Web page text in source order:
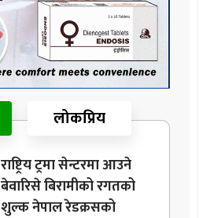
लोकप्रिय
राष्ट्रिय ट्रमा सेन्टरमा आउने
बेवारिसे बिरामीको रगतको
शुल्क नेपाल रेडक्रसको